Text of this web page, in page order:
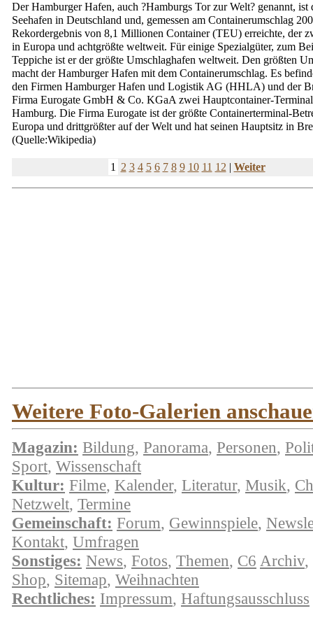
Der Hamburger Hafen, auch ?Hamburgs Tor zur Welt? genannt, ist
Seehafen in Deutschland und, gemessen am Containerumschlag
Rekordergebnis von 8,1 Millionen Container (TEU) erreichte, der
in Europa und achtgrößte weltweit. Für einige Spezialgüter, zum
Teppiche ist er der größte Umschlaghafen weltweit. Den größten
macht der Hamburger Hafen mit dem Containerumschlag. Es
den Firmen Hamburger Hafen und Logistik AG (HHLA) und der
Firma Eurogate GmbH & Co. KGaA zwei Hauptcontainer-
Hamburg. Die Firma Eurogate ist der größte Containerterminal-
Europa und drittgrößter auf der Welt und hat seinen Hauptsitz in
(Quelle:Wikipedia)
1 2 3 4 5 6 7 8 9 10 11 12 | Weiter
Weitere Foto-Galerien
Magazin: Bildung, Panorama, Personen,
Sport, Wissenschaft
Kultur: Filme, Kalender, Literatur, Musik,
Netzwelt, Termine
Gemeinschaft: Forum, Gewinnspiele,
Kontakt, Umfragen
Sonstiges: News, Fotos, Themen, C6 Archiv,
Shop, Sitemap, Weihnachten
Rechtliches: Impressum, Haftungsausschluss